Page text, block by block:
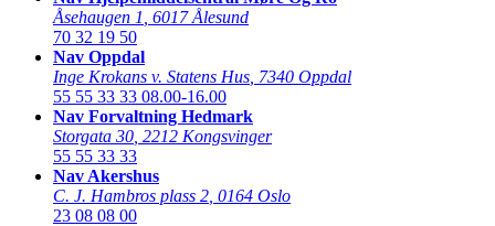
Åsehaugen 1 6017 Ålesund
70 32 19 50
Nav Oppdal
Inge Krokans v. Statens Hus 7340 Oppdal
55 55 33 33 08.00-16.00
Nav Forvaltning Hedmark
Storgata 30 2212 Kongsvinger
55 55 33 33
Nav Akershus
C. J. Hambros plass 2 0164 Oslo
23 08 08 00